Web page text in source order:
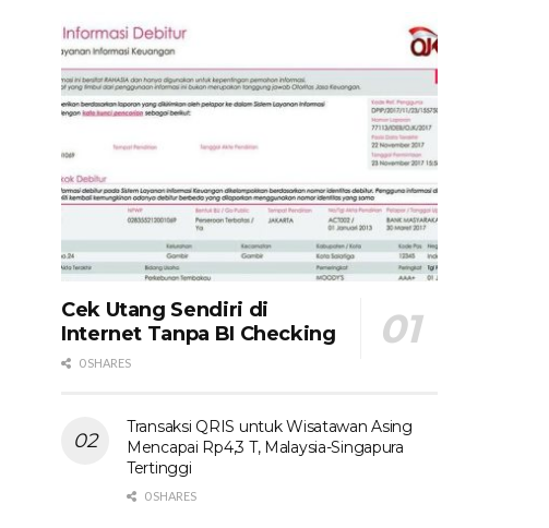
Cek Utang Sendiri di
Internet Tanpa BI Checking
0 SHARES
Transaksi QRIS untuk Wisatawan Asing
Mencapai Rp4,3 T, Malaysia-Singapura
Tertinggi
0 SHARES